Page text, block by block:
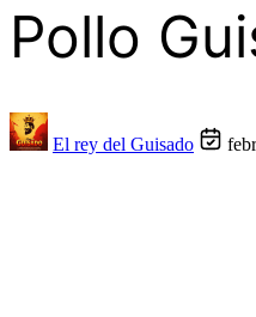
Pollo
El rey del Guisado